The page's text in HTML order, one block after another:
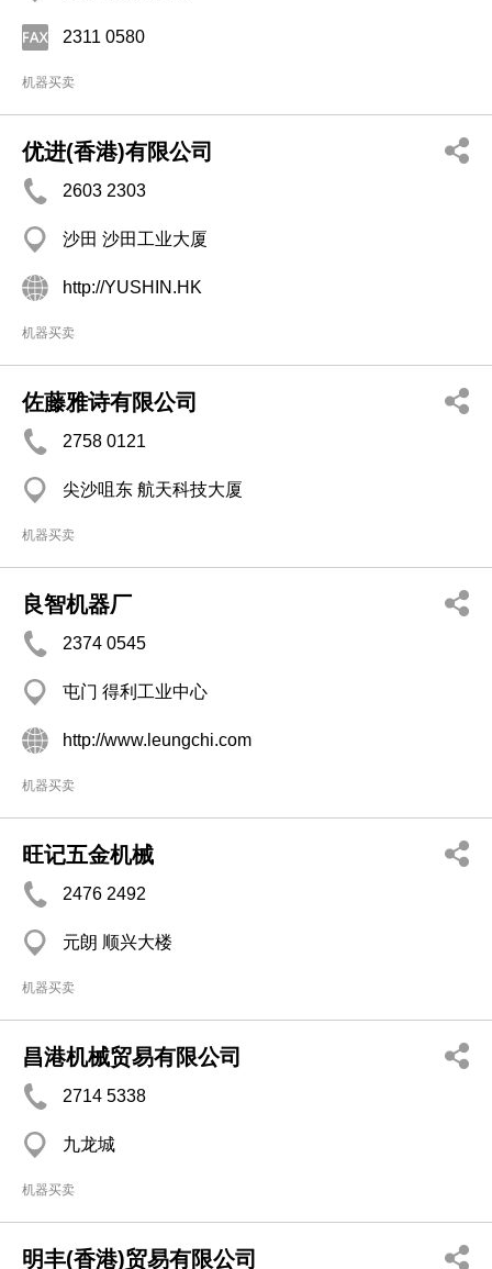
2311 0580
机器买卖
优进(香港)有限公司
2603 2303
沙田 沙田工业大厦
http://YUSHIN.HK
机器买卖
佐藤雅诗有限公司
2758 0121
尖沙咀东 航天科技大厦
机器买卖
良智机器厂
2374 0545
屯门 得利工业中心
http://www.leungchi.com
机器买卖
旺记五金机械
2476 2492
元朗 顺兴大楼
机器买卖
昌港机械贸易有限公司
2714 5338
九龙城
机器买卖
明丰(香港)贸易有限公司